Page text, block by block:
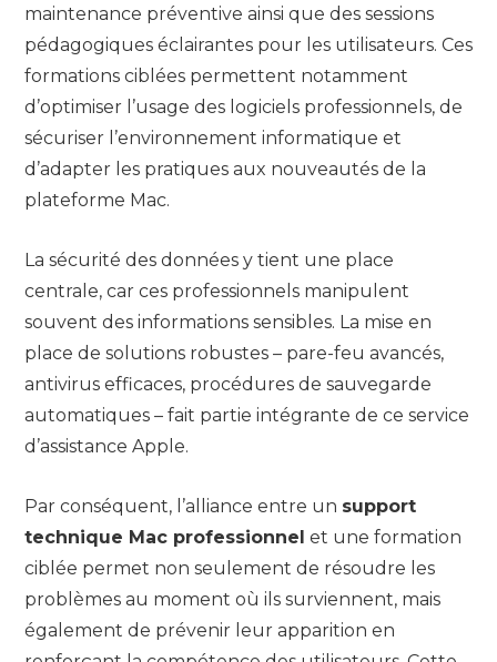
maintenance préventive ainsi que des sessions
pédagogiques éclairantes pour les utilisateurs. Ces
formations ciblées permettent notamment
d’optimiser l’usage des logiciels professionnels, de
sécuriser l’environnement informatique et
d’adapter les pratiques aux nouveautés de la
plateforme Mac.
La sécurité des données y tient une place
centrale, car ces professionnels manipulent
souvent des informations sensibles. La mise en
place de solutions robustes – pare-feu avancés,
antivirus efficaces, procédures de sauvegarde
automatiques – fait partie intégrante de ce service
d’assistance Apple.
Par conséquent, l’alliance entre un support
technique Mac professionnel et une formation
ciblée permet non seulement de résoudre les
problèmes au moment où ils surviennent, mais
également de prévenir leur apparition en